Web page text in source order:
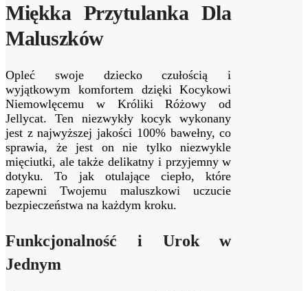
Miękka Przytulanka Dla
Maluszków
Opleć swoje dziecko czułością i
wyjątkowym komfortem dzięki Kocykowi
Niemowlęcemu w Króliki Różowy od
Jellycat. Ten niezwykły kocyk wykonany
jest z najwyższej jakości 100% bawełny, co
sprawia, że jest on nie tylko niezwykle
mięciutki, ale także delikatny i przyjemny w
dotyku. To jak otulające ciepło, które
zapewni Twojemu maluszkowi uczucie
bezpieczeństwa na każdym kroku.
Funkcjonalność i Urok w
Jednym